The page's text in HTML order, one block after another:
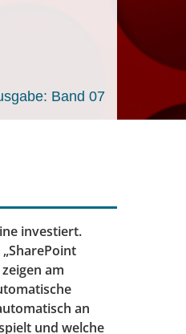
Band 07
investiert.
am
an
und welche